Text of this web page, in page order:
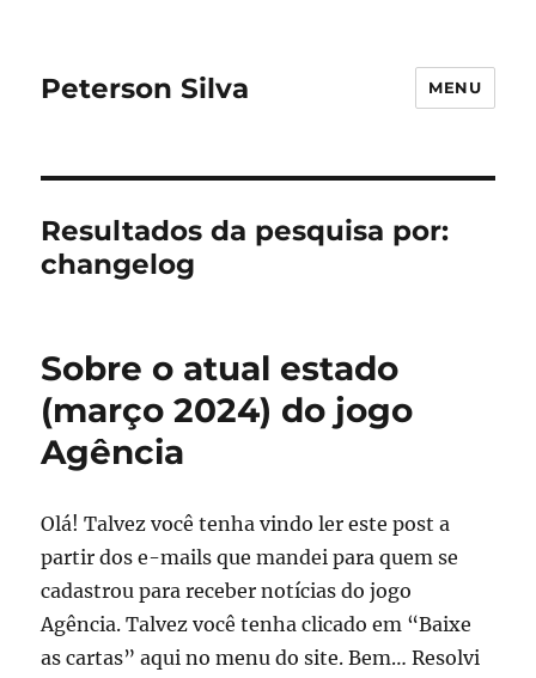
Peterson Silva MENU
Resultados da pesquisa por:
changelog
Sobre o atual estado
(março 2024) do jogo
Agência
Olá! Talvez você tenha vindo ler este post a
partir dos e-mails que mandei para quem se
cadastrou para receber notícias do jogo
Agência. Talvez você tenha clicado em “Baixe
as cartas” aqui no menu do site. Bem… Resolvi